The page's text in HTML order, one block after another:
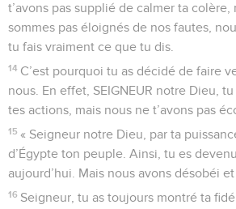
t’avons pas supplié de calmer ta colère,
sommes pas éloignés de nos fautes,
tu fais vraiment ce que tu dis.
14 C’est pourquoi tu as décidé de faire
nous. En effet, SEIGNEUR notre Dieu,
tes actions, mais nous ne t’avons pas
15 « Seigneur notre Dieu, par ta
d’Égypte ton peuple. Ainsi, tu es
aujourd’hui. Mais nous avons désobéi
16 Seigneur, tu as toujours montré ta